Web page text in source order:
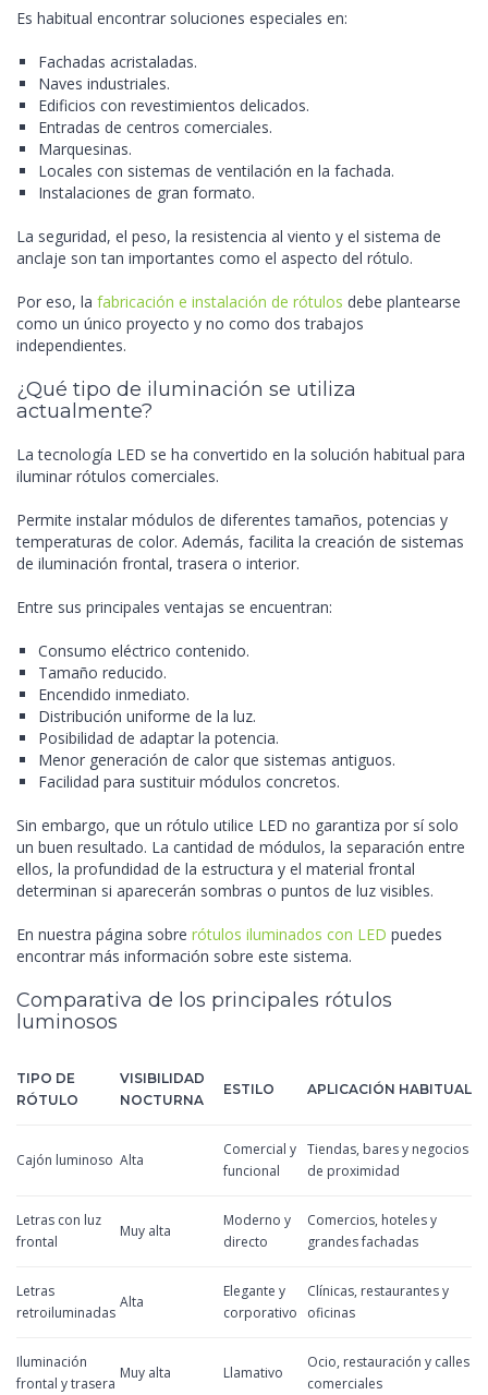
Es habitual encontrar soluciones especiales en:
Fachadas acristaladas.
Naves industriales.
Edificios con revestimientos delicados.
Entradas de centros comerciales.
Marquesinas.
Locales con sistemas de ventilación en la fachada.
Instalaciones de gran formato.
La seguridad, el peso, la resistencia al viento y el sistema de
anclaje son tan importantes como el aspecto del rótulo.
Por eso, la fabricación e instalación de rótulos debe plantearse
como un único proyecto y no como dos trabajos
independientes.
¿Qué tipo de iluminación se utiliza
actualmente?
La tecnología LED se ha convertido en la solución habitual para
iluminar rótulos comerciales.
Permite instalar módulos de diferentes tamaños, potencias y
temperaturas de color. Además, facilita la creación de sistemas
de iluminación frontal, trasera o interior.
Entre sus principales ventajas se encuentran:
Consumo eléctrico contenido.
Tamaño reducido.
Encendido inmediato.
Distribución uniforme de la luz.
Posibilidad de adaptar la potencia.
Menor generación de calor que sistemas antiguos.
Facilidad para sustituir módulos concretos.
Sin embargo, que un rótulo utilice LED no garantiza por sí solo
un buen resultado. La cantidad de módulos, la separación entre
ellos, la profundidad de la estructura y el material frontal
determinan si aparecerán sombras o puntos de luz visibles.
En nuestra página sobre rótulos iluminados con LED puedes
encontrar más información sobre este sistema.
Comparativa de los principales rótulos
luminosos
TIPO DE
RÓTULO
VISIBILIDAD
NOCTURNA
ESTILO APLICACIÓN HABITUAL
Cajón luminoso Alta
Comercial y
funcional
Tiendas, bares y negocios
de proximidad
Letras con luz
frontal
Muy alta
Moderno y
directo
Comercios, hoteles y
grandes fachadas
Letras
retroiluminadas
Alta
Elegante y
corporativo
Clínicas, restaurantes y
oficinas
Iluminación
frontal y trasera
Muy alta Llamativo
Ocio, restauración y calles
comerciales